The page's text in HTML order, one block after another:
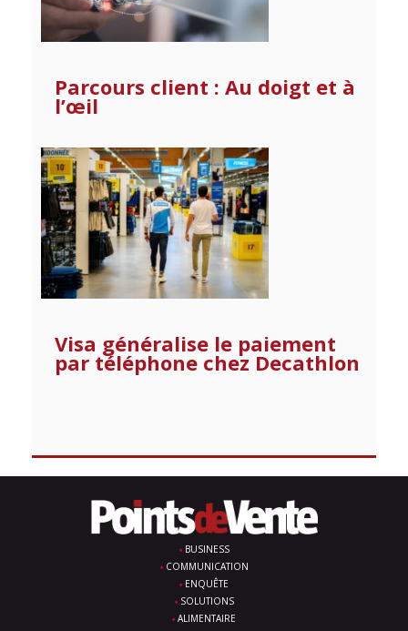
Parcours client : Au doigt et à
l’œil
Visa généralise le paiement
par téléphone chez Decathlon
BUSINESS
COMMUNICATION
ENQUÊTE
SOLUTIONS
ALIMENTAIRE